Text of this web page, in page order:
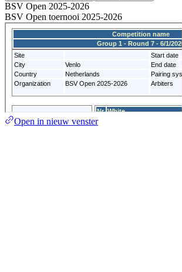
BSV Open 2025-2026
BSV Open toernooi 2025-2026
Open in nieuw venster